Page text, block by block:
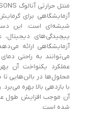
آزمایشگاهی برای
شیشه‌ای است. این
پیچیدگی‌های
آزمایشگاهی ارائه
می‌توانند به راحتی
عملکرد یکنواخت آن
با بازدهی بالا بهره
آن موجب افزایش طول
شده است.